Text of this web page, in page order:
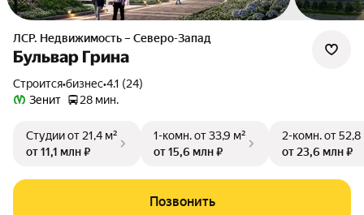
ЛСР. Недвижимость – Северо-Запад
Бульвар Грина
Строится•бизнес•4.1 (24)
Зенит
28 мин.
Студииот 21,4 м²
от 11,1 млн ₽
1-комн.от 33,9 м²
от 15,6 млн ₽
2-комн.от 52,8
от 23,6 млн ₽
Позвонить